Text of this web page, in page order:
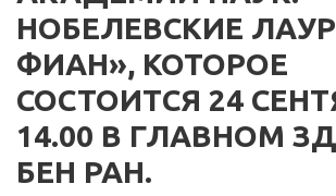
НОБЕЛЕВСКИЕ
ФИАН», КОТОРОЕ
СОСТОИТСЯ 24
14.00 В ГЛАВНОМ
БЕН РАН.